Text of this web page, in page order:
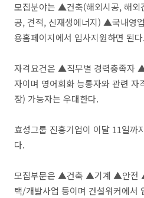
모집분야는 ▲건축(해외시공, 해
공, 견적, 신재생에너지) ▲국내영
용홈페이지에서 입사지원하면 된다.
자격요건은 ▲직무별 경력충족자
자이며 영어회화 능통자와 관련 자
장) 가능자는 우대한다.
효성그룹 진흥기업이 이달 11일까
다.
모집부문은 ▲건축 ▲기계 ▲안전
택/개발사업 등이며 건설워커에서